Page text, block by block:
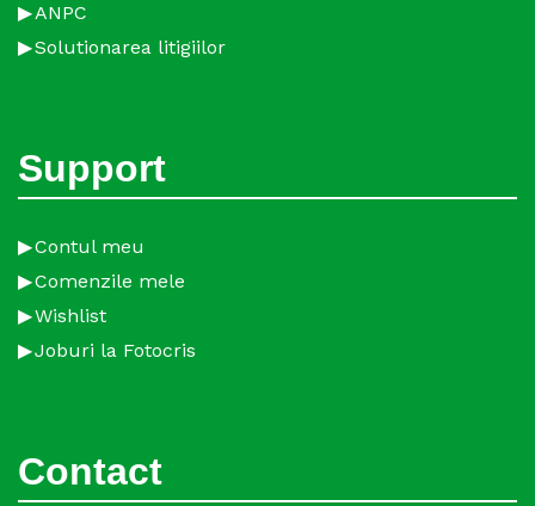
ANPC
Solutionarea litigiilor
Support
Contul meu
Comenzile mele
Wishlist
Joburi la Fotocris
Contact